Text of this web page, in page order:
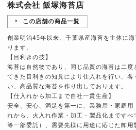
株式会社 飯塚海苔店
この店舗の商品一覧
創業明治45年以来、千葉県産海苔を主体に
ります。
【目利きの技】
海苔は自然物であり、同じ品質の海苔は二
てきた目利きの知見により仕入れを行い、
い、高品質な海苔を作り出しております。
【仕入れから加工まで自社一貫生産】
安全、安心、満足を第一に、業務用・家庭用
れから、火入れ作業・加工・製品化まです
等一部委託）、需要先様に用途に応じた卸用